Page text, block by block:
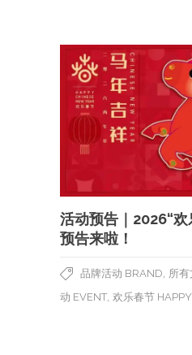
活动预告｜2026“欢
预告来啦！
品牌活动 BRAND, 所有
动 EVENT, 欢乐春节